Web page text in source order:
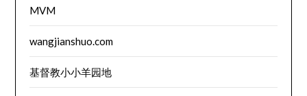
MVM
wangjianshuo.com
基督教小小羊园地